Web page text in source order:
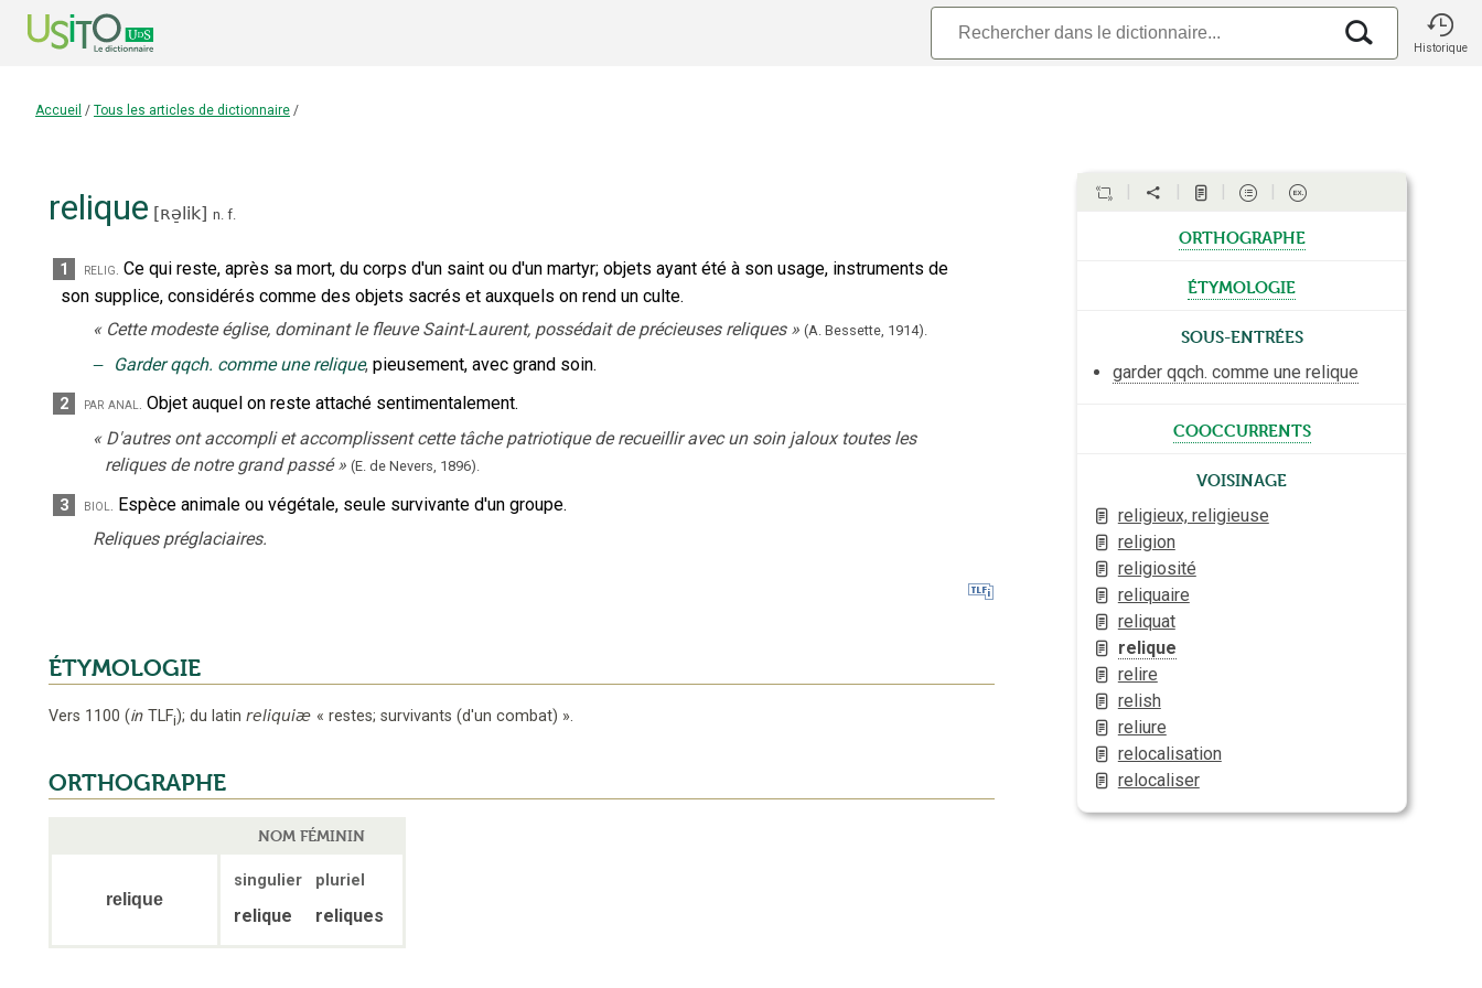
Historique
Accueil / Tous les articles de dictionnaire /
relique [ʀə̠lik] n. f.
1 relig. Ce qui reste, après sa mort, du corps d'un saint ou d'un martyr; objets ayant été à son usage, instruments de
son supplice, considérés comme des objets sacrés et auxquels on rend un culte.
« Cette modeste église, dominant le fleuve Saint-Laurent, possédait de précieuses reliques » (A. Bessette, 1914).
‒ Garder qqch. comme une relique, pieusement, avec grand soin.
2 par anal. Objet auquel on reste attaché sentimentalement.
« D'autres ont accompli et accomplissent cette tâche patriotique de recueillir avec un soin jaloux toutes les
reliques de notre grand passé » (E. de Nevers, 1896).
3 biol. Espèce animale ou végétale, seule survivante d'un groupe.
Reliques préglaciaires.
ÉTYMOLOGIE
Vers 1100 (in TLFi); du latin reliquiæ « restes; survivants (d'un combat) ».
ORTHOGRAPHE
NOM FÉMININ
relique
singulier pluriel
relique reliques
orthographe
étymologie
Sous-entrées
garder qqch. comme une relique
cooccurrents
Voisinage
religieux, religieuse
religion
religiosité
reliquaire
reliquat
relique
relire
relish
reliure
relocalisation
relocaliser